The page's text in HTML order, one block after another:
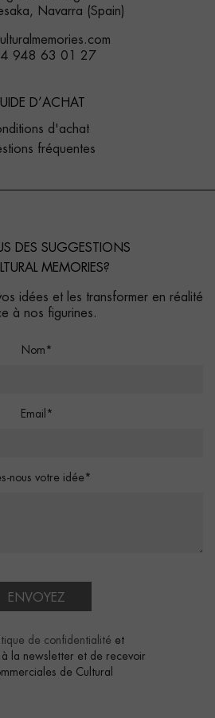
Navarra (Spain)
948 63 01 27
D’ACHAT
d'achat
fréquentes
DES SUGGESTIONS
MEMORIES?
idées et les transformer en réalité
à nos figurines.
Nom*
Email*
nous votre idée*
ENVOYEZ
de confidentialité et
la newsletter et de recevoir
de Cultural